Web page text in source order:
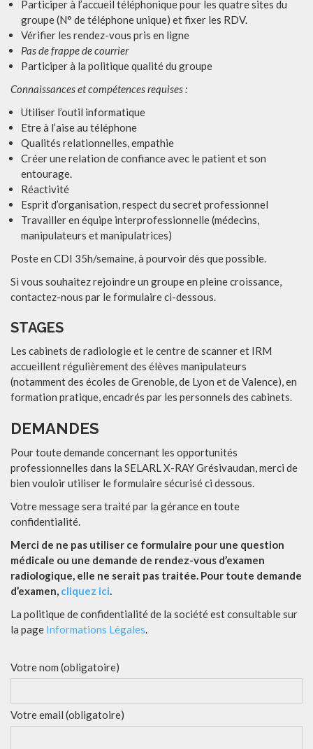
Participer à l’accueil téléphonique pour les quatre sites du
groupe (N° de téléphone unique) et fixer les RDV.
Vérifier les rendez-vous pris en ligne
Pas de frappe de courrier
Participer à la politique qualité du groupe
Connaissances et compétences requises :
Utiliser l’outil informatique
Etre à l’aise au téléphone
Qualités relationnelles, empathie
Créer une relation de confiance avec le patient et son
entourage.
Réactivité
Esprit d’organisation, respect du secret professionnel
Travailler en équipe interprofessionnelle (médecins,
manipulateurs et manipulatrices)
Poste en CDI 35h/semaine, à pourvoir dès que possible.
Si vous souhaitez rejoindre un groupe en pleine croissance,
contactez-nous par le formulaire ci-dessous.
STAGES
Les cabinets de radiologie et le centre de scanner et IRM
accueillent régulièrement des élèves manipulateurs
(notamment des écoles de Grenoble, de Lyon et de Valence), en
formation pratique, encadrés par les personnels des cabinets.
DEMANDES
Pour toute demande concernant les opportunités
professionnelles dans la SELARL X-RAY Grésivaudan, merci de
bien vouloir utiliser le formulaire sécurisé ci dessous.
Votre message sera traité par la gérance en toute
confidentialité.
Merci de ne pas utiliser ce formulaire pour une question
médicale ou une demande de rendez-vous d’examen
radiologique, elle ne serait pas traitée. Pour toute demande
d’examen, cliquez ici.
La politique de confidentialité de la société est consultable sur
la page Informations Légales.
Votre nom (obligatoire)
Votre email (obligatoire)